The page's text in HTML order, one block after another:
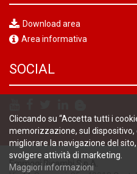
Download area
Area informativa
SOCIAL
Emmegi Ricambi S.p.A.
Cliccando su “Accetta tutti i
memorizzazione, sul dispositivo,
migliorare la navigazione del
svolgere attività di marketing.
Maggiori informazioni